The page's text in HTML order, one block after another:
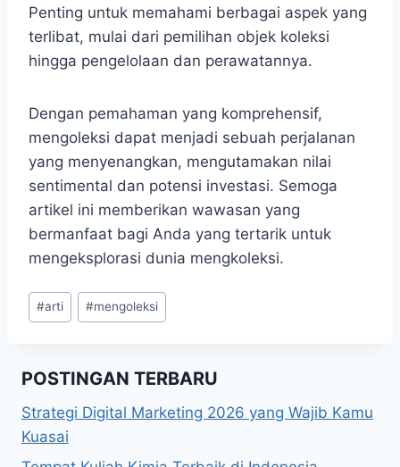
Penting untuk memahami berbagai aspek yang
terlibat, mulai dari pemilihan objek koleksi
hingga pengelolaan dan perawatannya.
Dengan pemahaman yang komprehensif,
mengoleksi dapat menjadi sebuah perjalanan
yang menyenangkan, mengutamakan nilai
sentimental dan potensi investasi. Semoga
artikel ini memberikan wawasan yang
bermanfaat bagi Anda yang tertarik untuk
mengeksplorasi dunia mengkoleksi.
Post
Tags:
#arti #mengoleksi
POSTINGAN TERBARU
Strategi Digital Marketing 2026 yang Wajib Kamu
Kuasai